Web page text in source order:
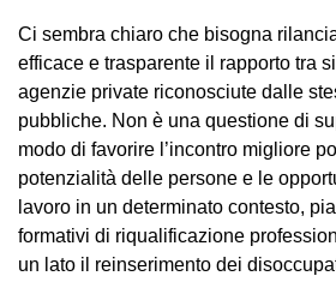
Ci sembra chiaro che bisogna
efficace e trasparente il rapporto tra
agenzie private riconosciute dalle
pubbliche. Non è una questione di
modo di favorire l’incontro migliore
potenzialità delle persone e le
lavoro in un determinato contesto,
formativi di riqualificazione
un lato il reinserimento dei